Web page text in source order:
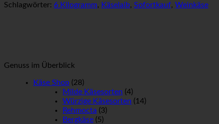
Schlagwörter: 6 Kilogramm, Käselaib, Sofortkauf, Weinkäse
Genuss im Überblick
Käse Shop (28)
Milde Käsesorten (4)
Würzige Käsesorten (14)
Rehmocta (3)
Bergkäse (5)